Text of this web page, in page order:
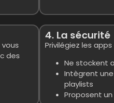
des
4. La sécurité
Privilégiez les apps
Ne stockent
Intègrent
playlists
Proposent